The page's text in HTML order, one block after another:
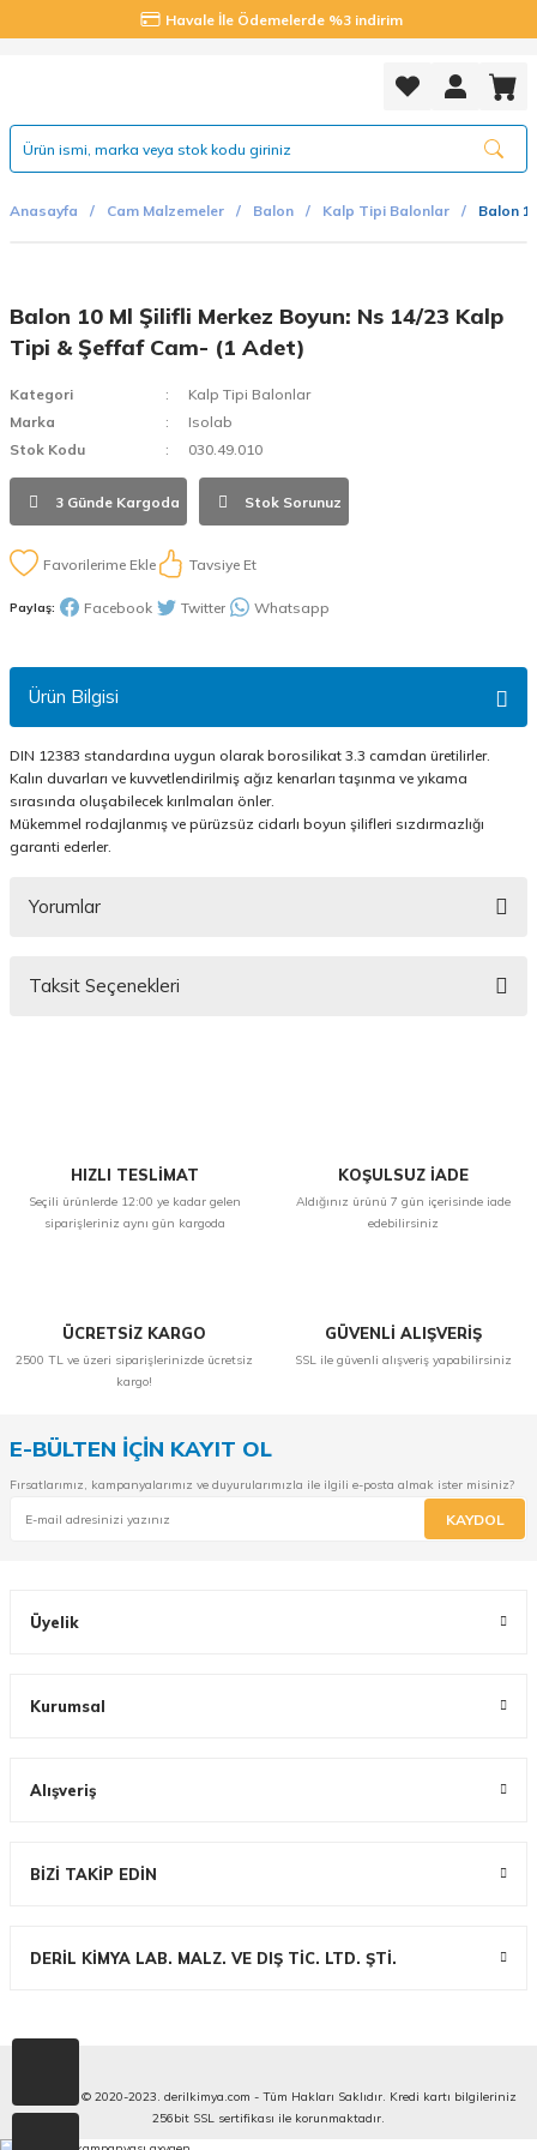
Havale İle Ödemelerde %3 indirim
Anasayfa Cam Malzemeler Balon Kalp Tipi Balonlar Balon
Balon 10 Ml Şilifli Merkez Boyun: Ns 14/23 Kalp
Tipi & Şeffaf Cam- (1 Adet)
Kategori
Kalp Tipi Balonlar
Marka
Isolab
Stok Kodu
030.49.010
3 Günde Kargoda Stok Sorunuz
Tavsiye Et
Paylaş: Facebook Twitter Whatsapp
Ürün Bilgisi
DIN 12383 standardına uygun olarak borosilikat 3.3 camdan üretilirler.
Kalın duvarları ve kuvvetlendirilmiş ağız kenarları taşınma ve yıkama
sırasında oluşabilecek kırılmaları önler.
Mükemmel rodajlanmış ve pürüzsüz cidarlı boyun şilifleri sızdırmazlığı
garanti ederler.
Yorumlar
Taksit Seçenekleri
HIZLI TESLİMAT
Seçili ürünlerde 12:00 ye kadar gelen
siparişleriniz aynı gün kargoda
KOŞULSUZ İADE
Aldığınız ürünü 7 gün içerisinde iade
edebilirsiniz
ÜCRETSİZ KARGO
2500 TL ve üzeri siparişlerinizde ücretsiz
kargo!
GÜVENLİ ALIŞVERİŞ
SSL ile güvenli alışveriş yapabilirsiniz
E-BÜLTEN İÇİN KAYIT OL
Fırsatlarımız, kampanyalarımız ve duyurularımızla ile ilgili e-posta almak ister misiniz?
KAYDOL
Üyelik
Kurumsal
Alışveriş
BİZİ TAKİP EDİN
DERİL KİMYA LAB. MALZ. VE DIŞ TİC. LTD. ŞTİ.
Copyright © 2020-2023. derilkimya.com - Tüm Hakları Saklıdır. Kredi kartı bilgileriniz
256bit SSL sertifikası ile korunmaktadır.